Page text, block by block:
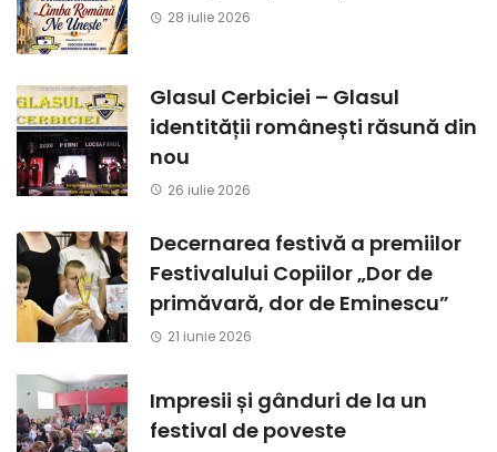
28 iulie 2026
Glasul Cerbiciei – Glasul
identității românești răsună din
nou
26 iulie 2026
Decernarea festivă a premiilor
Festivalului Copiilor „Dor de
primăvară, dor de Eminescu”
21 iunie 2026
Impresii și gânduri de la un
festival de poveste